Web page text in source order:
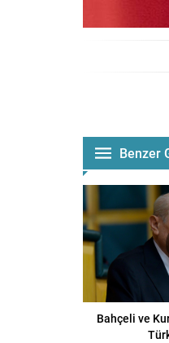
Benzer
Bahçeli ve